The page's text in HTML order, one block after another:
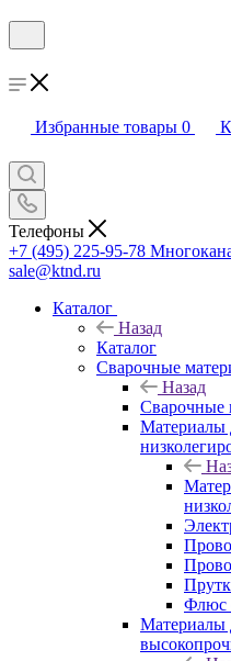
Избранные товары 0
Телефоны
+7 (495) 225-95-78
sale@ktnd.ru
Каталог
Назад
Каталог
Сварочные
Назад
Сварочные
Материалы
Флюс
Материалы